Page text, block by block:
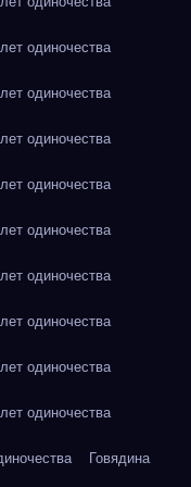
одиночества
одиночества
одиночества
одиночества
одиночества
одиночества
одиночества
одиночества
одиночества
Говядина